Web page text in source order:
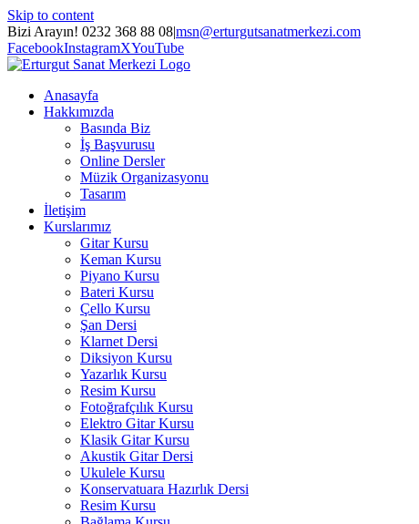
Skip to content
Bizi Arayın! 0232 368 88 08|msn@erturgutsanatmerkezi.com
FacebookInstagramXYouTube
Anasayfa
Hakkımızda
Basında Biz
İş Başvurusu
Online Dersler
Müzik Organizasyonu
Tasarım
İletişim
Kurslarımız
Gitar Kursu
Keman Kursu
Piyano Kursu
Bateri Kursu
Çello Kursu
Şan Dersi
Klarnet Dersi
Diksiyon Kursu
Yazarlık Kursu
Resim Kursu
Fotoğrafçılık Kursu
Elektro Gitar Kursu
Klasik Gitar Kursu
Akustik Gitar Dersi
Ukulele Kursu
Konservatuara Hazırlık Dersi
Resim Kursu